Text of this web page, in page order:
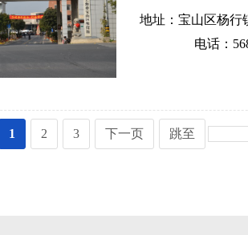
地址：宝山区杨行
电话：
1 2 3 下一页 跳至